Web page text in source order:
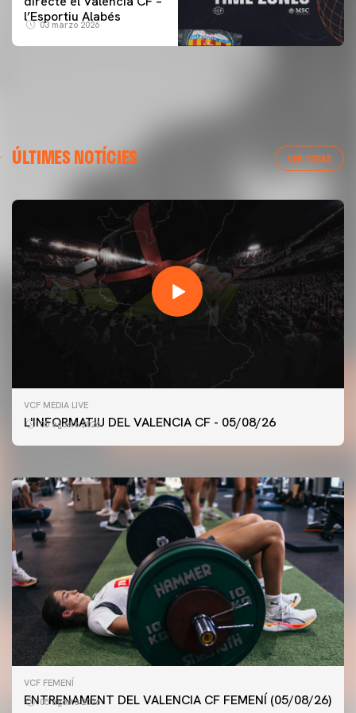
l’Esportiu Alabés
03 marzo 2026
ÚLTIMES NOTÍCIES VER TODAS
VCF MEDIA LIVE
L'INFORMATIU DEL VALENCIA CF - 05/08/26
05 agosto 2026
PRIMER EQUIP
ENTRENAMENT DEL VALENCIA CF 5/8/2026
VCF FEMENÍ
ENTRENAMENT DEL VALENCIA CF FEMENÍ (05/08/26)
05 agosto 2026